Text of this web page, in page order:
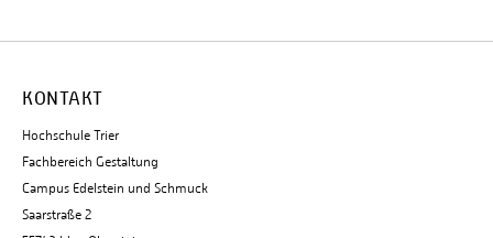
KONTAKT
Hochschule Trier
Fachbereich Gestaltung
Campus Edelstein und Schmuck
Saarstraße 2